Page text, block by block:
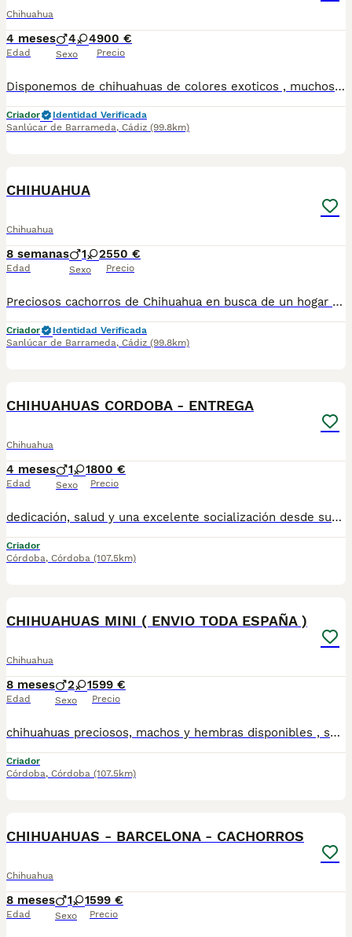
Chihuahua
4 meses
Edad
4 4
Sexo
900 €
Precio
Disponemos de chihuahuas de colores exoticos , muchos tipos de colores Se entregan con vacunas al dia , desparacitados y contrato de garantia ESTAS BUSCANDO UN AMIGO ? LLAMANOS 624 08 20 74 Criados en ambiente familiar🥰
Criador
Identidad Verificada
Sanlúcar de Barrameda, Cádiz (99.8km)
CHIHUAHUA
Chihuahua
8 semanas
Edad
1 2
Sexo
550 €
Precio
Preciosos cachorros de Chihuahua en busca de un hogar lleno de cariño. Criados en ambiente familiar, bien socializados y con todos los cuidados necesarios para garantizar su bienestar. ✔️ Disponibles machos y hembras (según disponibilidad). ✔️ Se entregan desparasitados y con la cartilla veterinaria al día. ✔️ Padres sanos y de excelente carácter. ✔️ Ideales como compañeros por su pequeño tamaño y personalidad cariñosa. Si buscas un nuevo miembro para tu familia y quieres más información, fotos o reservar un cachorro, no dudes en ponerte en contacto. 624 08 20 74
Criador
Identidad Verificada
Sanlúcar de Barrameda, Cádiz (99.8km)
CHIHUAHUAS CORDOBA - ENTREGA
Chihuahua
4 meses
Edad
1 1
Sexo
800 €
Precio
dedicación, salud y una excelente socialización desde sus primeras semanas de vida, estaremos encantados de ayudarte... 🚚 Realizamos entregas en toda España, con especial frecuencia en **Andalucía**: Sevilla, Málaga, Cádiz, Córdoba, Granada, Jaén, Huelva y Almería. También entregamos habitualmente en Marbella, Jerez de la Frontera, Estepona, Fuengirola, Benalmádena, Mijas, Dos Hermanas y cualquier punto de España. **Entrega 100% a contrarreembolso.** No tendrás que adelantar el importe del cachorro. Lo recibirás en la puerta de tu casa mediante transporte especializado y podrás comprobar que todo está correcto antes de realizar el pago. Nuestros cachorros se entregan: ✅ Vacunados y desparasitados según su edad. ✅ Con microchip, cartilla veterinaria y documentación al día. ✅ Revisados veterinariamente antes de salir de nuestras instalaciones. ✅ Procedentes de excelentes líneas, seleccionadas por salud, carácter y morfología. ✅ Perfectamente socializados y acostumbrados al contacto diario con personas. ✅ Iniciados en el aprendizaje para hacer sus necesidades sobre empapador, facilitando su adaptación al nuevo hogar. ✅ Con asesoramiento personalizado antes y después de la entrega. Nuestro objetivo no es vender un cachorro más. Queremos que cada familia reciba un compañero sano, equilibrado y criado con el máximo cuidado desde el primer día. 📩 Si deseas fotografías, vídeos o más información, escríbenos por privado. Estaremos encantados de ayudarte a encontrar perfecto TUBEBE670864332
Criador
Córdoba, Córdoba (107.5km)
CHIHUAHUAS MINI ( ENVIO TODA ESPAÑA )
Chihuahua
8 meses
Edad
2 1
Sexo
599 €
Precio
chihuahuas preciosos, machos y hembras disponibles , se entregan con todo al dia respecto a documentación y condiciones sanitarias , tanto así que hacemos entregas totalmente personalizadas y sin un euro por adelantado , obtenerse personas no aptas para tener perros , solo personas responsables. hacemos entregas a toda ESPAÑA . mas info 670864332
Criador
Córdoba, Córdoba (107.5km)
CHIHUAHUAS - BARCELONA - CACHORROS
Chihuahua
8 meses
Edad
1 1
Sexo
599 €
Precio